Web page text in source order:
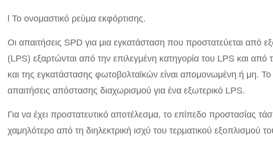
l Το ονομαστικό ρεύμα εκφόρτισης.
Οι απαιτήσεις SPD για μια εγκατάσταση που προστατεύεται από
(LPS) εξαρτώνται από την επιλεγμένη κατηγορία του LPS και
και της εγκατάστασης φωτοβολταϊκών είναι απομονωμένη ή μη.
απαιτήσεις απόστασης διαχωρισμού για ένα εξωτερικό LPS.
Για να έχει προστατευτικό αποτέλεσμα, το επίπεδο προστασίας
χαμηλότερο από τη διηλεκτρική ισχύ του τερματικού εξοπλισμού